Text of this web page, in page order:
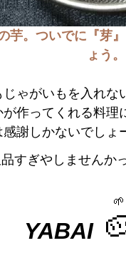
芋。ついでに『芽
ょう。
ゃがいもを入れな
作ってくれる料
謝しかないでし
すぎやしませんか
YABAI
🌱